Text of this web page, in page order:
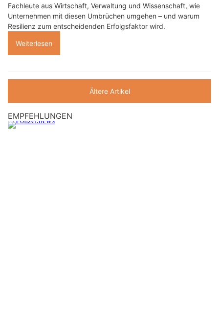
Fachleute aus Wirtschaft, Verwaltung und Wissenschaft, wie
Unternehmen mit diesen Umbrüchen umgehen – und warum
Resilienz zum entscheidenden Erfolgsfaktor wird.
Weiterlesen
Ältere Artikel
EMPFEHLUNGEN